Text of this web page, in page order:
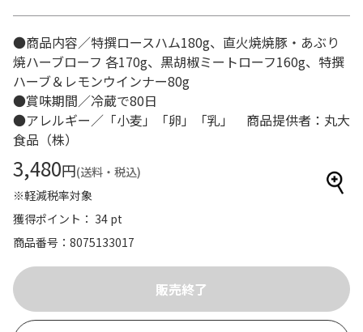
●商品内容／特撰ロースハム180g、直火焼焼豚・あぶり
焼ハーブローフ 各170g、黒胡椒ミートローフ160g、特撰
ハーブ＆レモンウインナー80g
●賞味期間／冷蔵で80日
●アレルギー／「小麦」「卵」「乳」 商品提供者：丸大
食品（株）
3,480円(送料・税込)
※軽減税率対象
獲得ポイント： 34 pt
商品番号
8075133017